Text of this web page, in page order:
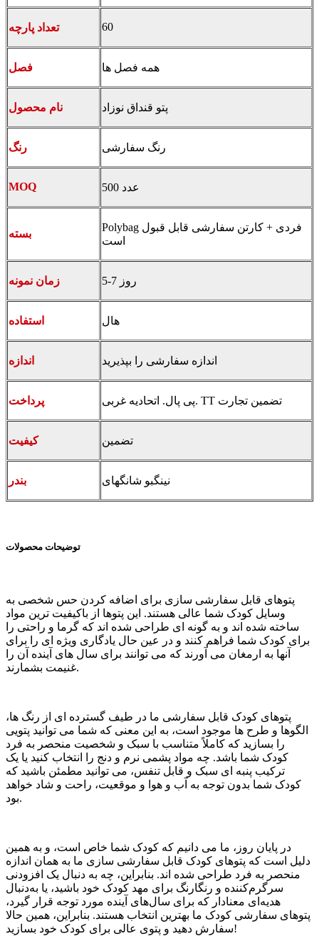
تعداد پارچه 60
فصل همه فصل ها
نام محصول پتو قنداق نوزاد
رنگ رنگ سفارشی
MOQ 500 عدد
بسته
Polybag فردی + کارتن سفارشی قابل قبول
است
زمان نمونه 5-7 روز
استفاده هال
اندازه اندازه سفارشی را بپذیرید
پرداخت پی پال. اتحادیه غربی. TT تضمین تجارت
کیفیت تضمین
بندر نینگبو شانگهای
توضیحات محصولات
پتوهای قابل سفارشی سازی برای اضافه کردن حس شخصی به
وسایل کودک شما عالی هستند. این پتوها از باکیفیت ترین مواد
ساخته شده اند و به گونه ای طراحی شده اند که گرما و راحتی را
برای کودک شما فراهم کنند و در عین حال یادگاری ویژه ای را برای
آنها به ارمغان می آورند که می توانند برای سال های آینده آن را
غنیمت بشمارند.
پتوهای کودک قابل سفارشی ما در طیف گسترده ای از رنگ ها،
الگوها و طرح ها موجود است، به این معنی که شما می توانید پتویی
را بسازید که کاملاً متناسب با سبک و شخصیت منحصر به فرد
کودک شما باشد. چه مواد پشمی نرم و دنج را انتخاب کنید یا یک
ترکیب پنبه ای سبک و قابل تنفس، می توانید مطمئن باشید که
کودک شما بدون توجه به آب و هوا و موقعیت، راحت و شاد خواهد
بود.
در پایان روز، ما می دانیم که کودک شما خاص است، و به همین
دلیل است که پتوهای کودک قابل سفارشی سازی ما به همان اندازه
منحصر به فرد طراحی شده اند. بنابراین، چه به دنبال یک افزودنی
سرگرم‌کننده و رنگارنگ برای مهد کودک خود باشید، یا به‌دنبال
هدیه‌ای معنادار که برای سال‌های آینده مورد توجه قرار گیرد،
پتوهای سفارشی کودک ما بهترین انتخاب هستند. بنابراین، همین حالا
سفارش دهید و پتوی عالی برای کودک خود بسازید!